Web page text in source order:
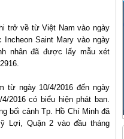
trở về từ Việt Nam vào ngày
Saint Mary vào ngày
nhân đã được lấy mẫu xét
từ ngày 10/4/2016 đến ngày
2016 có biểu hiện phát ban.
bối cảnh Tp. Hồ Chí Minh đã
Lợi, Quận 2 vào đầu tháng